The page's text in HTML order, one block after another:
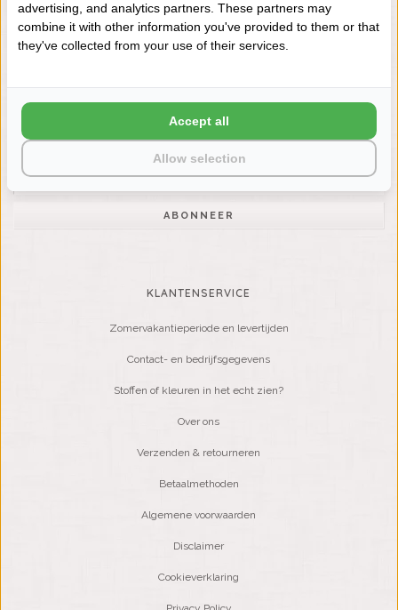
VRAGEN? BEL DAN
+31 (0) 575 511817
Wilt u op de hoogte blijven?
Word lid van onze mailinglijst:
ABONNEER
KLANTENSERVICE
Zomervakantieperiode en levertijden
Contact- en bedrijfsgegevens
Stoffen of kleuren in het echt zien?
Over ons
Verzenden & retourneren
Betaalmethoden
Algemene voorwaarden
Disclaimer
Cookieverklaring
advertising, and analytics partners. These partners may
combine it with other information you've provided to them or that
they've collected from your use of their services.
Allow selection
Accept all